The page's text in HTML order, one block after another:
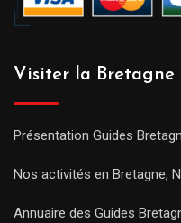
Visiter la Bretagne
Présentation Guides
Nos activités en Bretagne,
Annuaire des Guides